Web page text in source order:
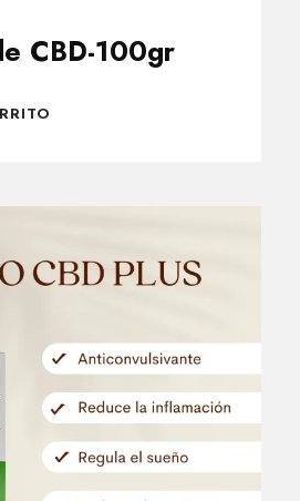
CBD-100gr